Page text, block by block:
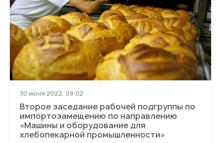
Второе заседание рабочей подгруппы по
импортозамещению по направлению
«Машины и оборудование для
хлебопекарной промышленности»
30 июня 2022, 09:02